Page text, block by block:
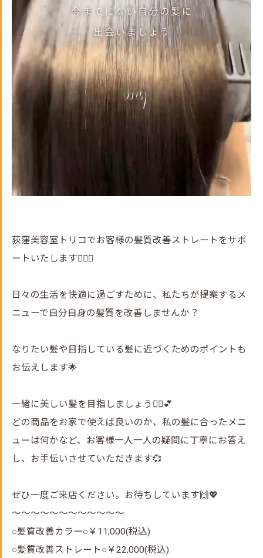
荻窪美容室トリコでお客様の髪質改善ストレートをサポ
ートいたします💇‍♀️✨
日々の生活を快適に過ごすために、私たちが提案するメ
ニューで自分自身の髪質を改善しませんか？
なりたい髪や目指している髪に近づくためのポイントも
お伝えします🌟
一緒に美しい髪を目指しましょう💁‍♀️💕
どの商品をお家で使えば良いのか、私の髪に合ったメニ
ューは何かなど、お客様一人一人の疑問に丁寧にお答え
し、お手伝いさせていただきます💞
ぜひ一度ご来店ください。お待ちしています🙌💖
～～～～～～～～～～～～
○髪質改善カラー○￥11,000(税込)
○髪質改善ストレート○￥22,000(税込)